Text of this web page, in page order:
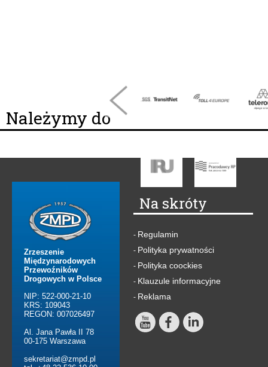
Należymy do
Zrzeszenie
Międzynarodowych
Przewoźników
Drogowych w Polsce
NIP: 522-000-21-10
KRS: 109043
REGON: 007026497
Al. Jana Pawła II 78
00-175 Warszawa
sekretariat@zmpd.pl
Na skróty
- Regulamin
- Polityka prywatności
- Polityka coockies
- Klauzule informacyjne
- Reklama